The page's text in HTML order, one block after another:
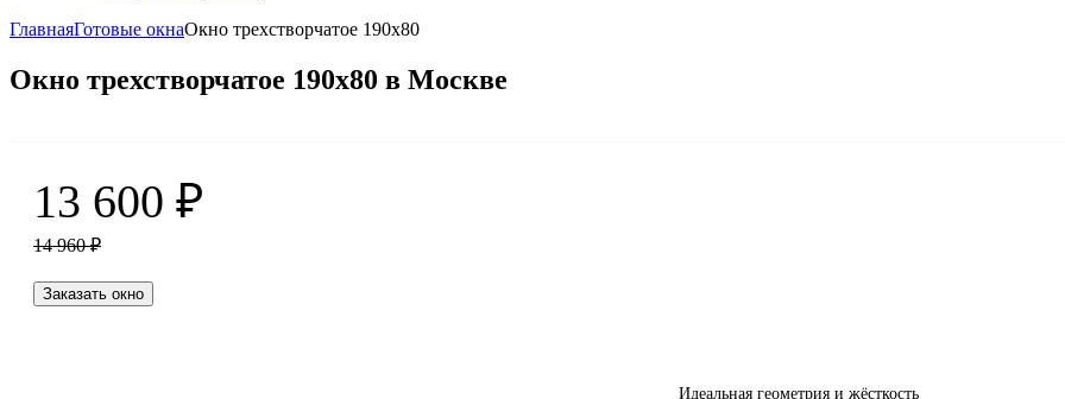
ГлавнаяГотовые окнаОкно трехстворчатое 190x80
Окно трехстворчатое 190x80 в Москве
13 600 ₽
14 960₽
Заказать окно
Идеальная геометрия и жёсткость